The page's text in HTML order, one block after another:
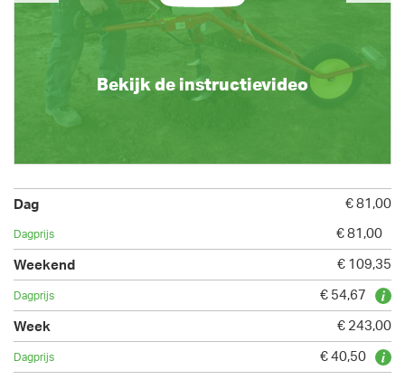
Bekijk de instructievideo
€ 81,00
€ 81,00
€ 109,35
€ 54,67
€ 243,00
€ 40,50